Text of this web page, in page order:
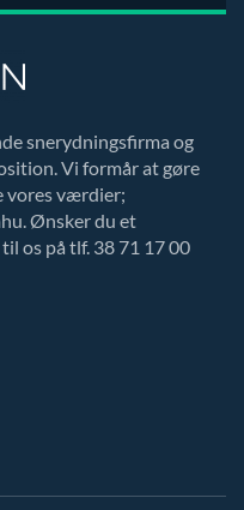
snerydningsfirma og
Vi formår at gøre
vores værdier;
Ønsker du et
os på tlf. 38 71 17 00